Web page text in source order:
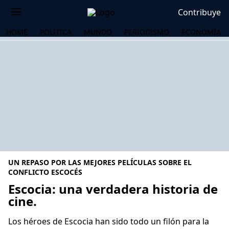
Contribuye
HOME POLÍTICA MUNDO PERIODISMO ECONOMÍA
UN REPASO POR LAS MEJORES PELÍCULAS SOBRE EL
CONFLICTO ESCOCÉS
Escocia: una verdadera historia de
cine.
Los héroes de Escocia han sido todo un filón para la